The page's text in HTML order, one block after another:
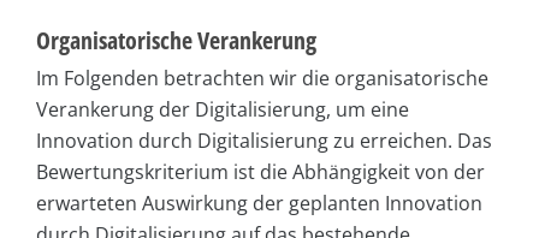
Organisatorische Verankerung
Im Folgenden betrachten wir die organisatorische
Verankerung der Digitalisierung, um eine
Innovation durch Digitalisierung zu erreichen. Das
Bewertungskriterium ist die Abhängigkeit von der
erwarteten Auswirkung der geplanten Innovation